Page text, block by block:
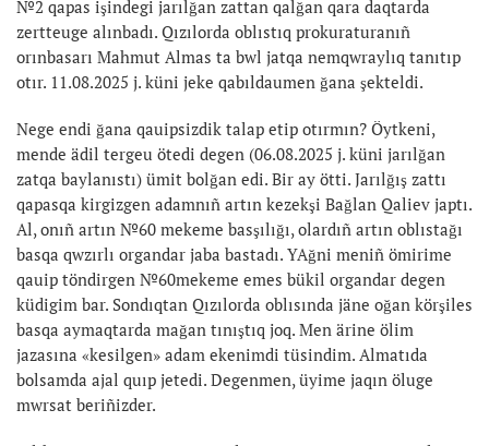
№2 qapas işindegi jarılğan zattan qalğan qara daqtarda
zertteuge alınbadı. Qızılorda oblıstıq prokuraturanıñ
orınbasarı Mahmut Almas ta bwl jatqa nemqwraylıq tanıtıp
otır. 11.08.2025 j. küni jeke qabıldaumen ğana şekteldi.
Nege endi ğana qauipsizdik talap etip otırmın? Öytkeni,
mende ädil tergeu ötedi degen (06.08.2025 j. küni jarılğan
zatqa baylanıstı) ümit bolğan edi. Bir ay ötti. Jarılğış zattı
qapasqa kirgizgen adamnıñ artın kezekşi Bağlan Qaliev japtı.
Al, onıñ artın №60 mekeme basşılığı, olardıñ artın oblıstağı
basqa qwzırlı organdar jaba bastadı. YAğni meniñ ömirime
qauip töndirgen №60mekeme emes bükil organdar degen
küdigim bar. Sondıqtan Qızılorda oblısında jäne oğan körşiles
basqa aymaqtarda mağan tınıştıq joq. Men ärine ölim
jazasına «kesilgen» adam ekenimdi tüsindim. Almatıda
bolsamda ajal quıp jetedi. Degenmen, üyime jaqın öluge
mwrsat beriñizder.